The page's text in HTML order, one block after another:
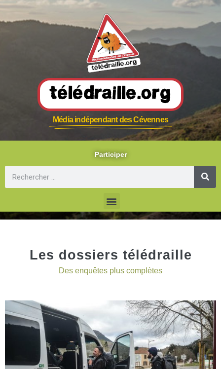
Télédraille.org
Média indépendant des Cévennes
Participer
Les dossiers télédraille
Des enquêtes plus complètes